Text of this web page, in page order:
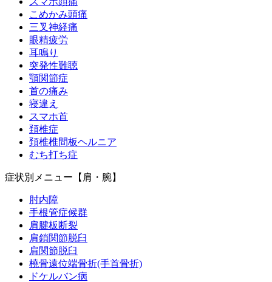
こめかみ頭痛
三叉神経痛
眼精疲労
耳鳴り
突発性難聴
顎関節症
首の痛み
寝違え
スマホ首
頚椎症
頚椎椎間板ヘルニア
むち打ち症
症状別メニュー【肩・腕】
肘内障
手根管症候群
肩腱板断裂
肩鎖関節脱臼
肩関節脱臼
橈骨遠位端骨折(手首骨折)
ドケルバン病